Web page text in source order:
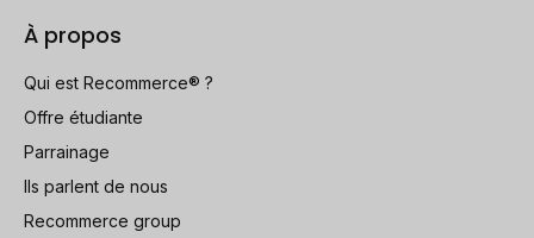
À propos
Qui est Recommerce® ?
Offre étudiante
Parrainage
Ils parlent de nous
Recommerce group